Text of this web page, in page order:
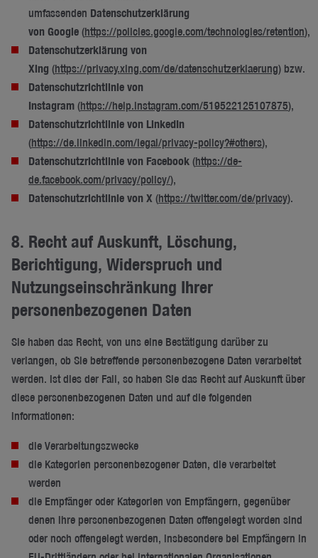
umfassenden Datenschutzerklärung
von Google (https://policies.google.com/technologies/retention),
Datenschutzerklärung von
Xing (https://privacy.xing.com/de/datenschutzerklaerung) bzw.
Datenschutzrichtlinie von
Instagram (https://help.instagram.com/519522125107875),
Datenschutzrichtlinie von LinkedIn
(https://de.linkedin.com/legal/privacy-policy?#others),
Datenschutzrichtlinie von Facebook (https://de-
de.facebook.com/privacy/policy/),
Datenschutzrichtlinie von X (https://twitter.com/de/privacy).
8. Recht auf Auskunft, Löschung,
Berichtigung, Widerspruch und
Nutzungseinschränkung Ihrer
personenbezogenen Daten
Sie haben das Recht, von uns eine Bestätigung darüber zu
verlangen, ob Sie betreffende personenbezogene Daten verarbeitet
werden. Ist dies der Fall, so haben Sie das Recht auf Auskunft über
diese personenbezogenen Daten und auf die folgenden
Informationen:
die Verarbeitungszwecke
die Kategorien personenbezogener Daten, die verarbeitet
werden
die Empfänger oder Kategorien von Empfängern, gegenüber
denen Ihre personenbezogenen Daten offengelegt worden sind
oder noch offengelegt werden, insbesondere bei Empfängern in